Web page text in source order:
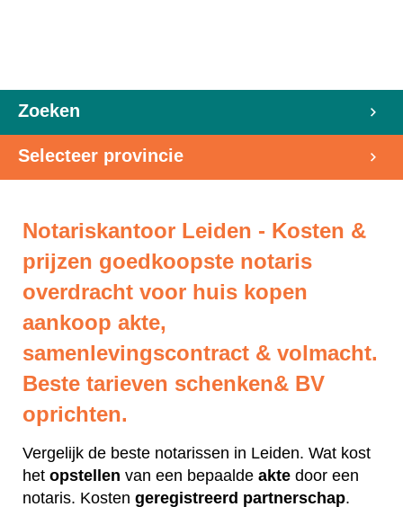
Zoeken
Selecteer provincie
Notariskantoor Leiden - Kosten &
prijzen goedkoopste notaris
overdracht voor huis kopen
aankoop akte,
samenlevingscontract & volmacht.
Beste tarieven schenken& BV
oprichten.
Vergelijk de beste notarissen in Leiden. Wat kost
het opstellen van een bepaalde akte door een
notaris. Kosten geregistreerd partnerschap.